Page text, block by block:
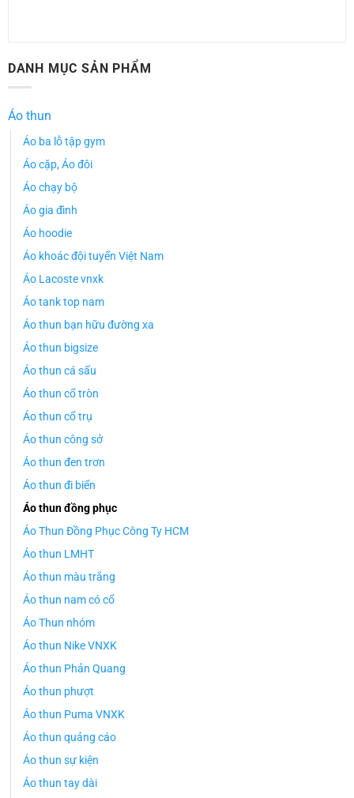
DANH MỤC SẢN PHẨM
Áo thun
Áo ba lỗ tập gym
Áo cặp, Áo đôi
Áo chạy bộ
Áo gia đình
Áo hoodie
Áo khoác đội tuyển Việt Nam
Áo Lacoste vnxk
Áo tank top nam
Áo thun bạn hữu đường xa
Áo thun bigsize
Áo thun cá sấu
Áo thun cổ tròn
Áo thun cổ trụ
Áo thun công sở
Áo thun đen trơn
Áo thun đi biển
Áo thun đồng phục
Áo Thun Đồng Phục Công Ty HCM
Áo thun LMHT
Áo thun màu trắng
Áo thun nam có cổ
Áo Thun nhóm
Áo thun Nike VNXK
Áo thun Phản Quang
Áo thun phượt
Áo thun Puma VNXK
Áo thun quảng cáo
Áo thun sự kiện
Áo thun tay dài